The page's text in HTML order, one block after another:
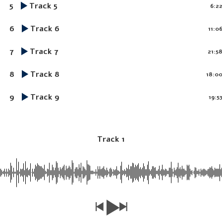
5 Track 5 6:22
6 Track 6 11:06
7 Track 7 21:58
8 Track 8 18:00
9 Track 9 19:53
Track 1